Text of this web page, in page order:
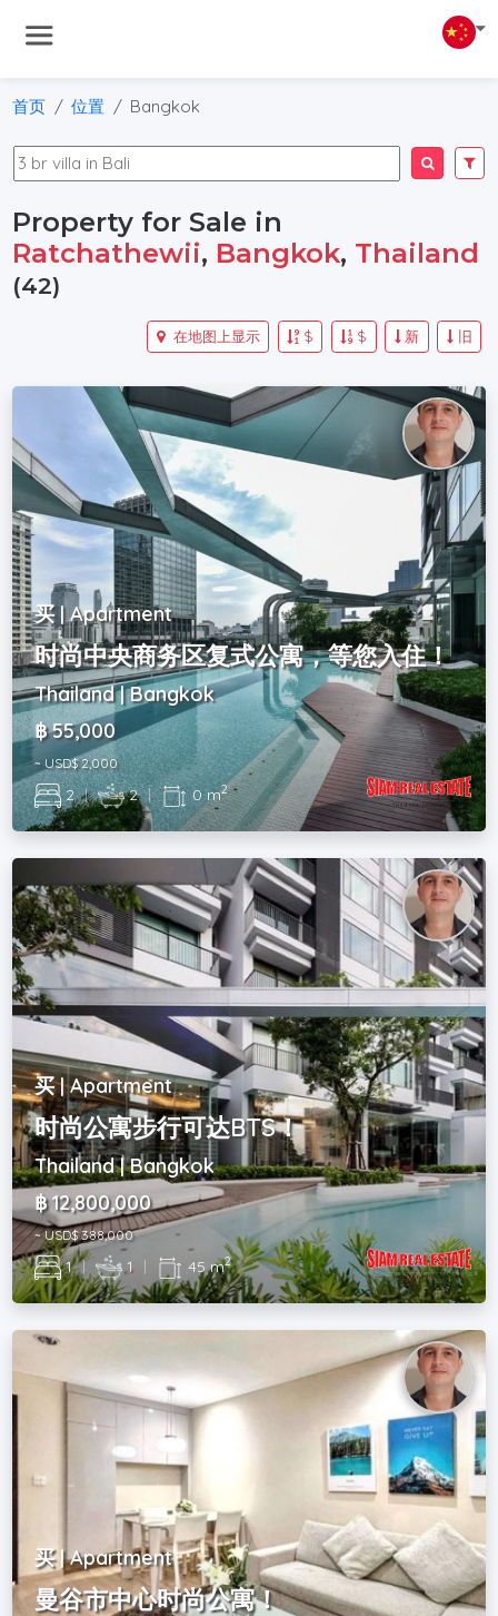
首页 位置 Bangkok
Property for Sale in
Ratchathewii, Bangkok, Thailand
(42)
旧
新
$
$
在地图上显示
买 | Apartment
时尚中央商务区复式公寓，等您入住！
Thailand | Bangkok
฿ 55,000
~ USD$ 2,000
2 | 2 | 0 m2
买 | Apartment
时尚公寓步行可达BTS！
Thailand | Bangkok
฿ 12,800,000
~ USD$ 388,000
1 | 1 | 45 m2
买 | Apartment
曼谷市中心时尚公寓！